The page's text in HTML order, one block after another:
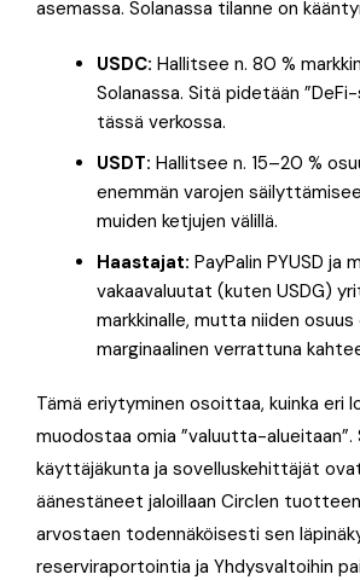
asemassa. Solanassa tilanne on
USDC: Hallitsee n. 80 %
Solanassa. Sitä pidetään
tässä verkossa.
USDT: Hallitsee n. 15–20 %
enemmän varojen
muiden ketjujen välillä.
Haastajat: PayPalin PYUSD ja
vakaavaluutat (kuten USDG)
markkinalle, mutta niiden
marginaalinen verrattuna
Tämä eriytyminen osoittaa, kuinka eri
muodostaa omia ”valuutta-alueitaan”.
käyttäjäkunta ja sovelluskehittäjät
äänestäneet jaloillaan Circlen
arvostaen todennäköisesti sen
reserviraportointia ja Yhdysvaltoihin